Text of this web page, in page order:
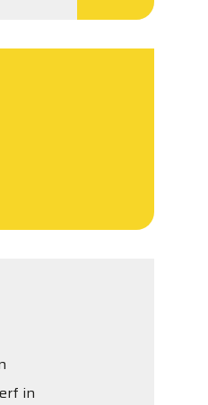
in